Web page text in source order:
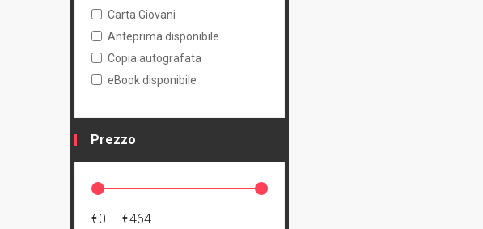
Carta Giovani
Anteprima disponibile
Copia autografata
eBook disponibile
Prezzo
€0 — €464